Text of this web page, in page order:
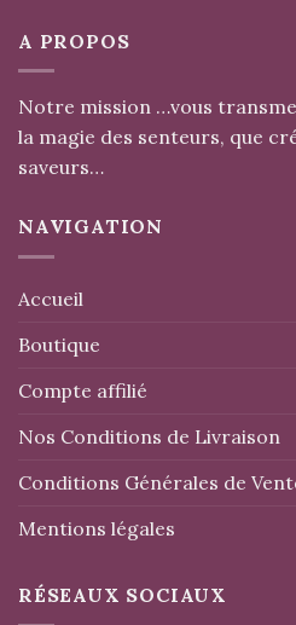
A PROPOS
Notre mission …vous
la magie des senteurs, que
saveurs…
NAVIGATION
Accueil
Boutique
Compte affilié
Nos Conditions de Livraison
Conditions Générales de
Mentions légales
RÉSEAUX SOCIAUX